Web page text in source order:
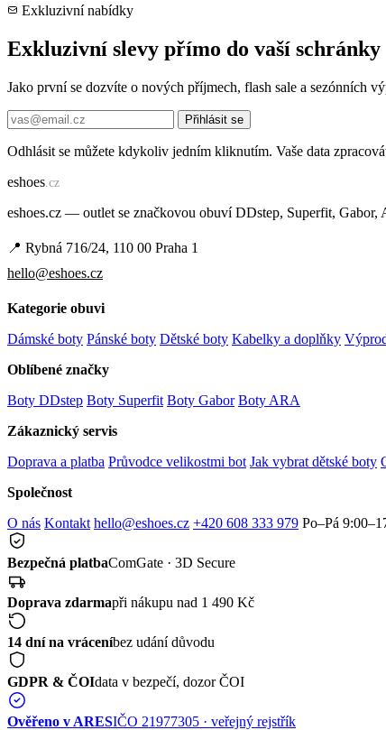
Exkluzivní nabídky
Exkluzivní slevy přímo do vaší schránky
Jako první se dozvíte o nových příjmech, flash sale a sezónních
Přihlásit se
Odhlásit se můžete kdykoliv jedním kliknutím. Vaše data
eshoes .cz
eshoes.cz — outlet se značkovou obuví DDstep, Superfit,
📍 Rybná 716/24, 110 00 Praha 1
hello@eshoes.cz
Kategorie obuvi
Dámské boty Pánské boty Dětské boty Kabelky a doplňky
Oblíbené značky
Boty DDstep Boty Superfit Boty Gabor Boty ARA
Zákaznický servis
Doprava a platba Průvodce velikostmi bot Jak vybrat dětské boty
Společnost
O nás Kontakt hello@eshoes.cz +420 608 333 979 Po–Pá
Bezpečná platbaComGate · 3D Secure
Doprava zdarmapři nákupu nad 1 490 Kč
14 dní na vráceníbez udání důvodu
GDPR & ČOIdata v bezpečí, dozor ČOI
Ověřeno v ARESIČO 21977305 · veřejný rejstřík